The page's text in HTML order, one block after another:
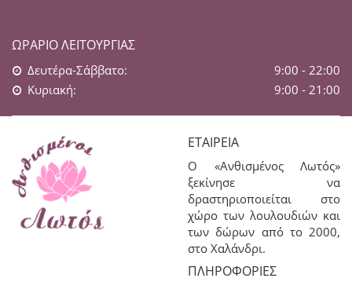
ΩΡΆΡΙΟ ΛΕΙΤΟΥΡΓΊΑΣ
Δευτέρα-Σάββατο:
9:00 - 22:00
Κυριακή:
9:00 - 21:00
ΕΤΑΙΡΕΊΑ
Ο «Ανθισμένος Λωτός»
ξεκίνησε να
δραστηριοποιείται στο
χώρο των λουλουδιών και
των δώρων από το 2000,
στο Χαλάνδρι.
ΠΛΗΡΟΦΟΡΊΕΣ